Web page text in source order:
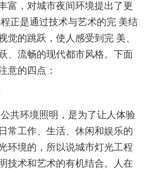
富，对城市夜间环境提出了更
正是通过技术与艺术的完 美结
觉的跳跃，使人感受到完 美、
、流畅的现代都市风格。下面
意的四点：
共环境照明，是为了让人体验
常工作、生活、休闲和娱乐的
环境的，所以说城市灯光工程
技术和艺术的有机结合。人在